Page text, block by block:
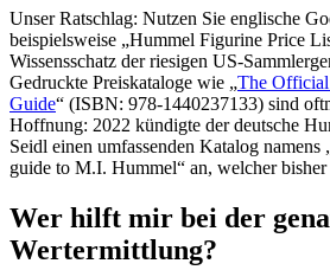
Unser Ratschlag: Nutzen Sie englische
beispielsweise „Hummel Figurine Price
Wissensschatz der riesigen US-
Gedruckte Preiskataloge wie „The
Guide“ (ISBN: 978-1440237133) sind
Hoffnung: 2022 kündigte der deutsche
Seidl einen umfassenden Katalog
guide to M.I. Hummel“ an, welcher bisher
Wer hilft mir bei der
Wertermittlung?